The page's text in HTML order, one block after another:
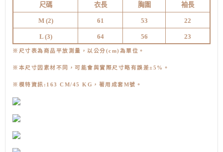
尺碼 衣長 胸圍 袖長
M (2) 61 53 22
L (3) 64 56 23
※尺寸表為商品平放測量，以公分(cm)為單位。
※本尺寸因素材不同，可能會與實際尺寸略有誤差±5%。
※模特資訊:163 CM/45 KG，著用成套M號 。